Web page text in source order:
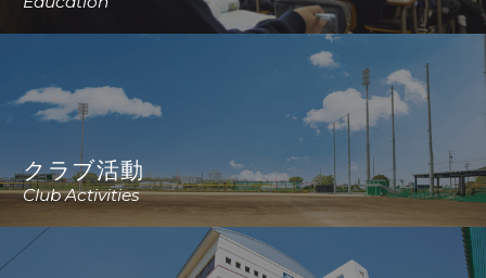
クラブ活動
Club Activities